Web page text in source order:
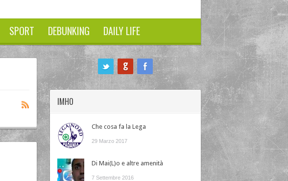
SPORT DEBUNKING DAILY LIFE
IMHO
Che cosa fa la Lega
29 Marzo 2017
Di Mai(L)o e altre amenità
7 Settembre 2016